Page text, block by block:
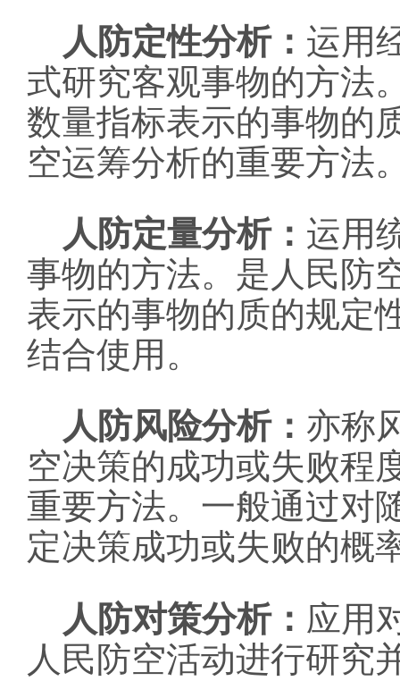
人防定性分析： 运用
式研究客观事物的方法
数量指标表示的事物的
空运筹分析的重要方法
人防定量分析： 运用
事物的方法。是人民防
表示的事物的质的规定
结合使用。
人防风险分析： 亦称
空决策的成功或失败程
重要方法。一般通过对
定决策成功或失败的概
人防对策分析： 应用
人民防空活动进行研究